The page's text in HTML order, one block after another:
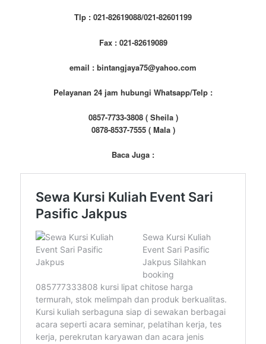
Tlp : 021-82619088/021-82601199
Fax : 021-82619089
email : bintangjaya75@yahoo.com
Pelayanan 24 jam hubungi Whatsapp/Telp :
0857-7733-3808 ( Sheila )
0878-8537-7555 ( Mala )
Baca Juga :